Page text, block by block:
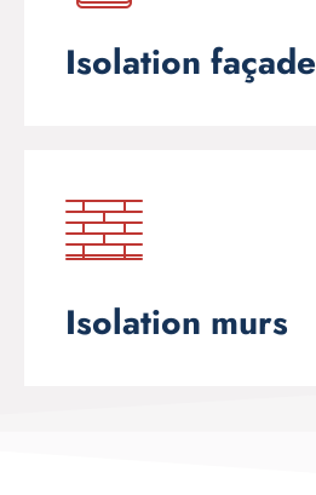
Isolation façade
Isolation murs